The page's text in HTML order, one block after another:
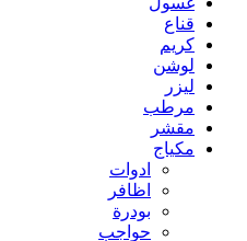
قناع
كريم
لوشن
ليزر
مرطب
مقشر
مكياج
ادوات
اظافر
بودرة
حواجب